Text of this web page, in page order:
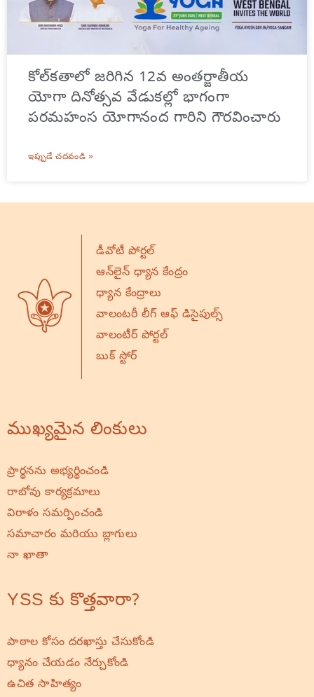
కోల్‌కతాలో జరిగిన 12వ అంతర్జాతీయ
యోగా దినోత్సవ వేడుకల్లో భాగంగా
పరమహంస యోగానంద గారిని గౌరవించారు
ఇప్పుడే చదవండి »
డీవోటీ పోర్టల్
ఆన్‌లైన్ ధ్యాన కేంద్రం
ధ్యాన కేంద్రాలు
వాలంటరీ లీగ్ ఆఫ్ డిసైపుల్స్
వాలంటీర్ పోర్టల్
బుక్ స్టోర్
ముఖ్యమైన లింకులు
ప్రార్థనను అభ్యర్థించండి
రాబోవు కార్యక్రమాలు
విరాళం సమర్పించండి
సమాచారం మరియు బ్లాగులు
నా ఖాతా
YSS కు కొత్తవారా?
పాఠాల కోసం దరఖాస్తు చేసుకోండి
ధ్యానం చేయడం నేర్చుకోండి
ఉచిత సాహిత్యం